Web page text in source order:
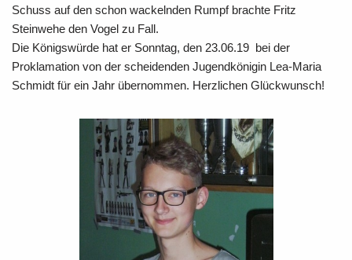
Schuss auf den schon wackelnden Rumpf brachte Fritz
Steinwehe den Vogel zu Fall.
Die Königswürde hat er Sonntag, den 23.06.19 bei der
Proklamation von der scheidenden Jugendkönigin Lea-Maria
Schmidt für ein Jahr übernommen. Herzlichen Glückwunsch!